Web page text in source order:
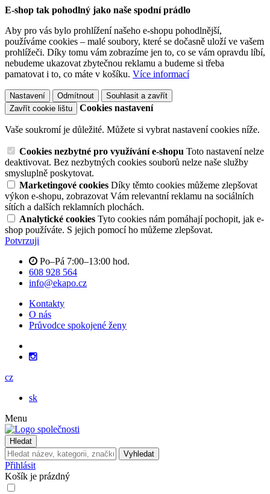
E-shop tak pohodlný jako naše spodní prádlo
Aby pro vás bylo prohlížení našeho e-shopu pohodlnější,
používáme cookies – malé soubory, které se dočasně uloží ve vašem
prohlížeči. Díky tomu vám zobrazíme jen to, co se vám opravdu líbí,
nebudeme ukazovat zbytečnou reklamu a budeme si třeba
pamatovat i to, co máte v košíku. Více informací
Nastavení Odmítnout
Souhlasit a zavřít
Zavřít cookie lištu
Cookies nastavení
Vaše soukromí je důležité. Můžete si vybrat nastavení cookies níže.
Cookies nezbytné pro využívání e-shopu Toto nastavení nelze
deaktivovat. Bez nezbytných cookies souborů nelze naše služby
smysluplně poskytovat.
Marketingové cookies Díky těmto cookies můžeme zlepšovat
výkon e-shopu, zobrazovat Vám relevantní reklamu na sociálních
sítích a dalších reklamních plochách.
Analytické cookies Tyto cookies nám pomáhají pochopit, jak e-
shop používáte. S jejich pomocí ho můžeme zlepšovat.
Potvrzuji
Po–Pá 7:00–13:00 hod.
608 928 564
info@ekapo.cz
Kontakty
O nás
Průvodce spokojené ženy
cz
sk
Menu
Hledat
Vyhledat
Přihlásit
Košík je prázdný